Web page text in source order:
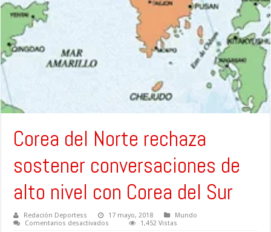
Corea del Norte rechaza
sostener conversaciones de
alto nivel con Corea del Sur
Redación Deportess 17 mayo, 2018
Mundo
Comentarios desactivados
1,452 Vistas